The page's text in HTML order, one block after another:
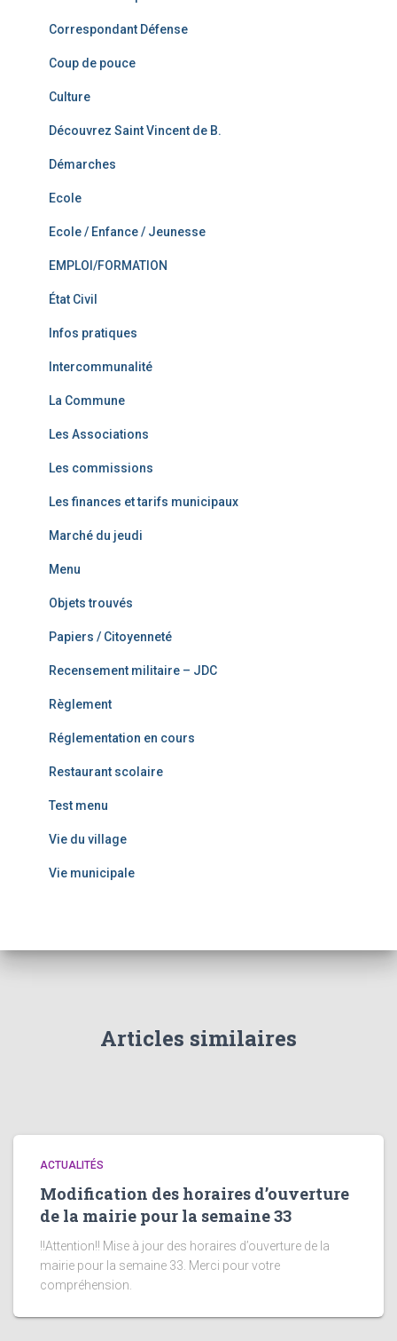
Correspondant Défense
Coup de pouce
Culture
Découvrez Saint Vincent de B.
Démarches
Ecole
Ecole / Enfance / Jeunesse
EMPLOI/FORMATION
État Civil
Infos pratiques
Intercommunalité
La Commune
Les Associations
Les commissions
Les finances et tarifs municipaux
Marché du jeudi
Menu
Objets trouvés
Papiers / Citoyenneté
Recensement militaire – JDC
Règlement
Réglementation en cours
Restaurant scolaire
Test menu
Vie du village
Vie municipale
Articles similaires
ACTUALITÉS
Modification des horaires d’ouverture
de la mairie pour la semaine 33
!!Attention!! Mise à jour des horaires d’ouverture de la
mairie pour la semaine 33. Merci pour votre
compréhension.